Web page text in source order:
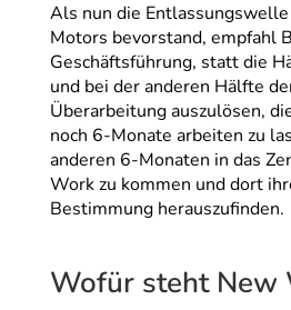
Als nun die
Motors bevorstand, empfahl
Geschäftsführung, statt die
und bei der anderen Hälfte
Überarbeitung auszulösen,
noch 6-Monate arbeiten zu
anderen 6-Monaten in das
Work zu kommen und dort
Bestimmung herauszufinden.
Wofür steht New